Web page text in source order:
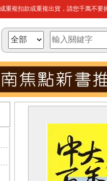
重複扣款或重複出貨，請您千萬不要